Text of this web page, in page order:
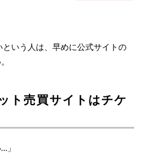
という人は、早めに公式サイトの
ト売買サイトはチケ
」